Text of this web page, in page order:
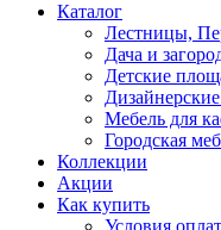
Каталог
Лестницы,
Дача и
Детские
Мебель для
Городская
Коллекции
Акции
Как купить
Условия